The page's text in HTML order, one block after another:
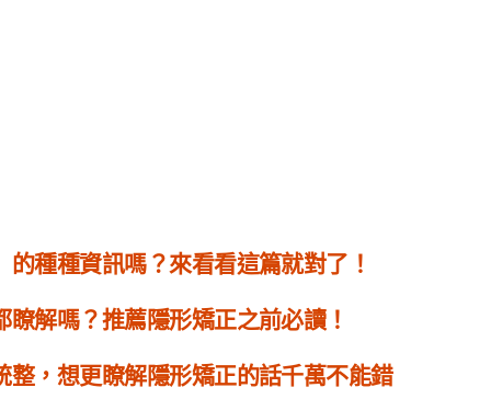
種種資訊嗎？來看看這篇就對了！
解嗎？推薦隱形矯正之前必讀！
整，想更瞭解隱形矯正的話千萬不能錯